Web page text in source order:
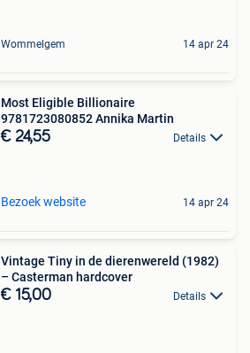
Wommelgem 14 apr 24
Most Eligible Billionaire
9781723080852 Annika Martin
€ 24,55 Details
Bezoek website 14 apr 24
Vintage Tiny in de dierenwereld (1982)
– Casterman hardcover
€ 15,00 Details